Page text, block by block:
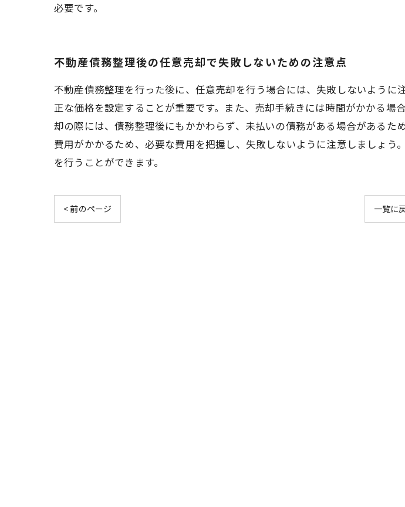
必要です。
不動産債務整理後の任意売却で失敗しないための注意点
不動産債務整理を行った後に、任意売却を行う場合には、失敗しないよう
正な価格を設定することが重要です。また、売却手続きには時間がかかる
却の際には、債務整理後にもかかわらず、未払いの債務がある場合がある
費用がかかるため、必要な費用を把握し、失敗しないように注意しましょ
を行うことができます。
< 前のページ 一覧に